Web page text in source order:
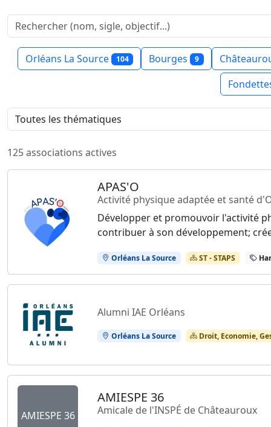
Orléans La Source 104 Bourges 9
125 associations actives
APAS'O
Activité physique adaptée et santé
Développer et promouvoir l'activité
contribuer à son développement;
Orléans La Source ST - STAPS
Alumni IAE Orléans
Orléans La Source Droit, Economie,
AMIESPE 36
AMIESPE 36
Amicale de l'INSPÉ de Châteauroux